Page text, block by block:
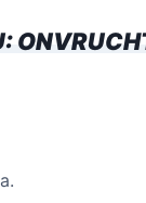
b
o